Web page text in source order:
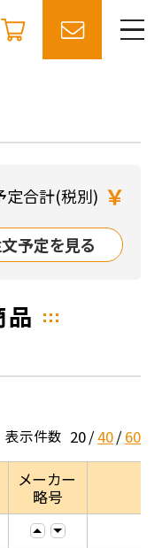
定合計(税別) ￥
予定を見る
品
表示件数 20 40 60
メーカー
略号